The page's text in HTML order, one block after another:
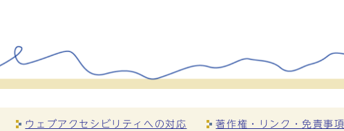
ウェブアクセシビリティへの対応 著作権・リンク・免責事項